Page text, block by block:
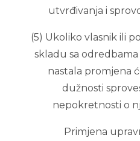
utvrđivanja i
(5) Ukoliko vlasnik ili
skladu sa
nastala promjena
dužnosti
nepokretnosti o
Primjena